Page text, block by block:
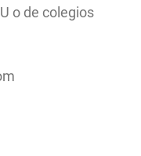
o de colegios